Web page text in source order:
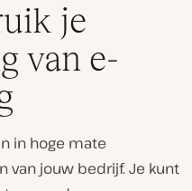
je
van e-
in hoge mate
van jouw bedrijf. Je kunt